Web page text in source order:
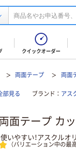
クイックオーダー
両面テープ 両面
部見る ブランド アス
面テープ カ
いやすい！アスクルオ
（バリエーション中の最高